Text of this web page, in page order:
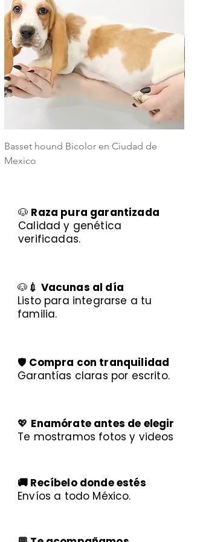
Basset hound Bicolor en Ciudad de
Mexico
🐶 Raza pura garantizada
Calidad y genética
verificadas.
🐶 💉 Vacunas al día
Listo para integrarse a tu
familia.
🛡️ Compra con tranquilidad
Garantías claras por escrito.
💖 Enamórate antes de elegir
Te mostramos fotos y videos
🚚 Recíbelo donde estés
Envíos a todo México.